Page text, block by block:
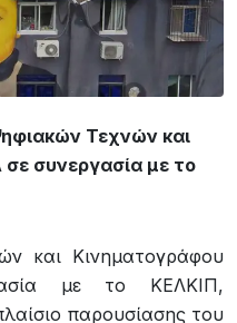
Τεχνών και
συνεργασία με το
και Κινηματογράφου
με το ΚΕΛΚΙΠ,
παρουσίασης του